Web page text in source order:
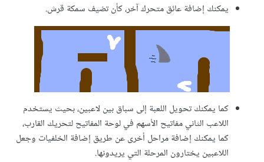
يمكنك إضافة عائق متحرك آخر، كأن تضيف سمكة قرش.
كما يمكنك تحويل اللعبة إلى سباق بين لاعبين، بحيث يستخدم
اللاعب الثاني مفاتيح الأسهم في لوحة المفاتيح لتحريك القارب،
كما يمكنك إضافة مراحل أخرى عن طريق إضافة الخلفيات وجعل
اللاعبين يختارون المرحلة التي يريدونها.